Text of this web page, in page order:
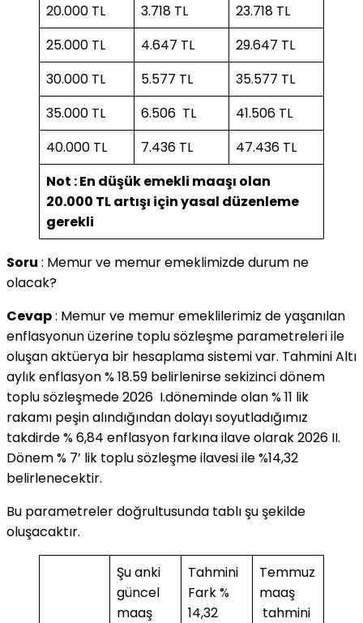
20.000 TL 3.718 TL
23.718 TL
25.000 TL
4.647 TL
29.647 TL
30.000 TL
5.577 TL
35.577 TL
35.000 TL
6.506 TL
41.506 TL
40.000 TL
7.436 TL
47.436 TL
Not : En düşük emekli maaşı olan
20.000 TL artışı için yasal düzenleme
gerekli
Soru : Memur ve memur emeklimizde durum ne
olacak?
Cevap: Memur ve memur emeklilerimiz de yaşanılan
enflasyonun üzerine toplu sözleşme parametreleri ile
oluşan aktüerya bir hesaplama sistemi var. Tahmini Altı
aylık enflasyon % 18.59 belirlenirse sekizinci dönem
toplu sözleşmede 2026 I.döneminde olan % 11 lik
rakamı peşin alındığından dolayı soyutladığımız
takdirde % 6,84 enflasyon farkına ilave olarak 2026 II.
Dönem % 7’ lik toplu sözleşme ilavesi ile %14,32
belirlenecektir.
Bu parametreler doğrultusunda tablı şu şekilde
oluşacaktır.
Şu anki
güncel
maaş
Tahmini
Fark %
14,32
Temmuz
maaş
tahmini